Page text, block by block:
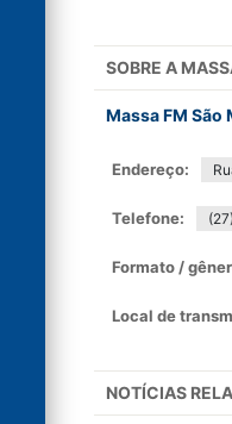
SOBRE A
Massa FM São
Endereço:
Telefone:
Formato /
Local de
NOTÍCIAS